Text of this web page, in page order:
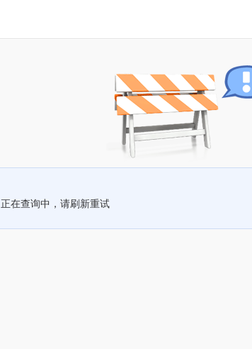
正在查询中，请刷新重试